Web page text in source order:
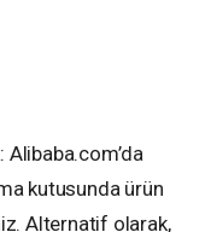
Alibaba.com’da
kutusunda ürün
Alternatif olarak,